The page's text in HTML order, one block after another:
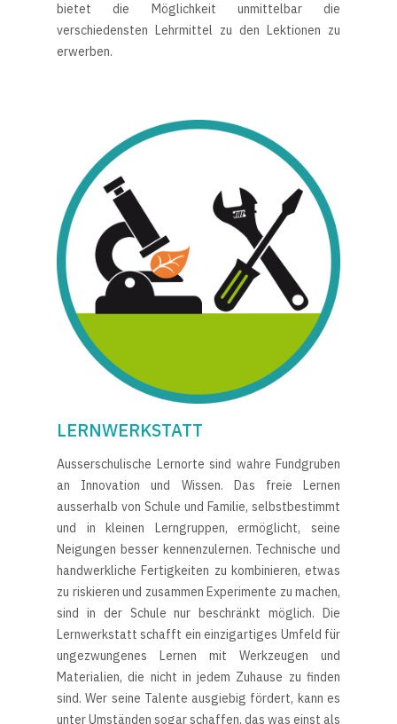
bietet die Möglichkeit unmittelbar die
verschiedensten Lehrmittel zu den Lektionen zu
erwerben.
LERNWERKSTATT
Ausserschulische Lernorte sind wahre Fundgruben
an Innovation und Wissen. Das freie Lernen
ausserhalb von Schule und Familie, selbstbestimmt
und in kleinen Lerngruppen, ermöglicht, seine
Neigungen besser kennenzulernen. Technische und
handwerkliche Fertigkeiten zu kombinieren, etwas
zu riskieren und zusammen Experimente zu machen,
sind in der Schule nur beschränkt möglich. Die
Lernwerkstatt schafft ein einzigartiges Umfeld für
ungezwungenes Lernen mit Werkzeugen und
Materialien, die nicht in jedem Zuhause zu finden
sind. Wer seine Talente ausgiebig fördert, kann es
unter Umständen sogar schaffen, das was einst als